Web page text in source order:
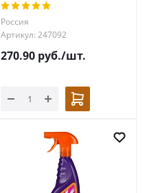
Россия
Артикул: 247092
270.90 руб./шт.